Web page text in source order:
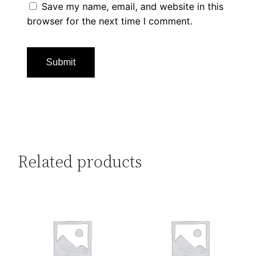
Save my name, email, and website in this
browser for the next time I comment.
Related products